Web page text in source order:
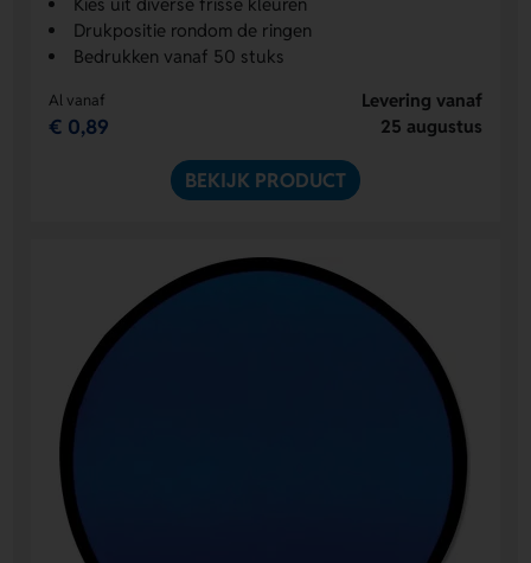
Drukpositie rondom de ringen
Bedrukken vanaf 50 stuks
Al vanaf
€ 0,89
Levering vanaf
25 augustus
BEKIJK PRODUCT